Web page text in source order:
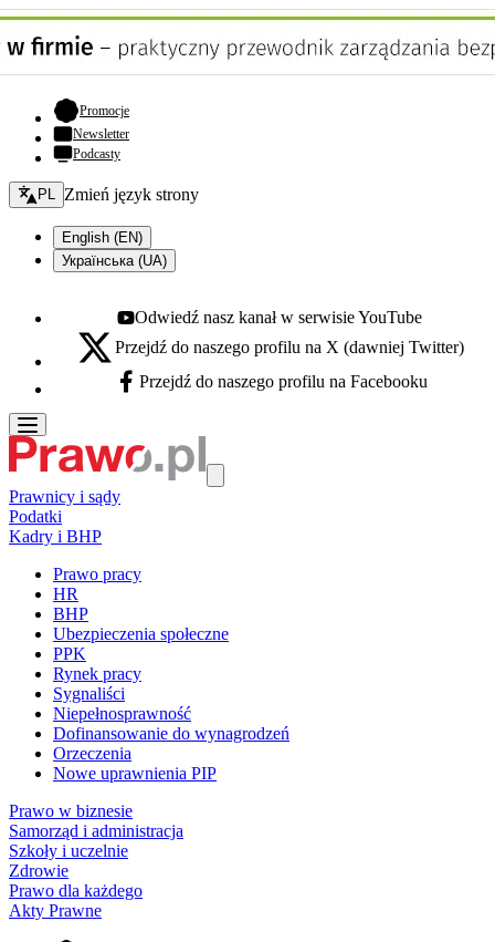
Promocje- otwiera się w nowej karcie
Newsletter
Podcasty
Zmień język - bieżący:
PL Zmień język strony
English (EN)
Українська (UA)
Youtube - otwiera się w nowej karcie
Odwiedź nasz kanał w serwisie YouTube
X - otwiera się w nowej karcie
Przejdź do naszego profilu na X (dawniej Twitter)
Facebook - otwiera się w nowej karcie
Przejdź do naszego profilu na Facebooku
Prawnicy i sądy
Podatki
Kadry i BHP
Prawo pracy
HR
BHP
Ubezpieczenia społeczne
PPK
Rynek pracy
Sygnaliści
Niepełnosprawność
Dofinansowanie do wynagrodzeń
Orzeczenia
Nowe uprawnienia PIP
Prawo w biznesie
Samorząd i administracja
Szkoły i uczelnie
Zdrowie
Prawo dla każdego
Akty Prawne